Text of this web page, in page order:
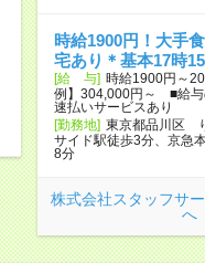
時給1900円！大手
宅あり＊基本17時
[給 与] 時給1900円～
例】304,000円～ ■給与
速払いサービスあり
[勤務地] 東京都品川区
サイド駅徒歩3分、京急
8分
株式会社スタッフサ
へ